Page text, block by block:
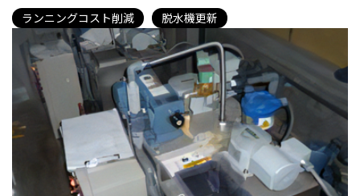
ランニングコスト削減 脱水機更新